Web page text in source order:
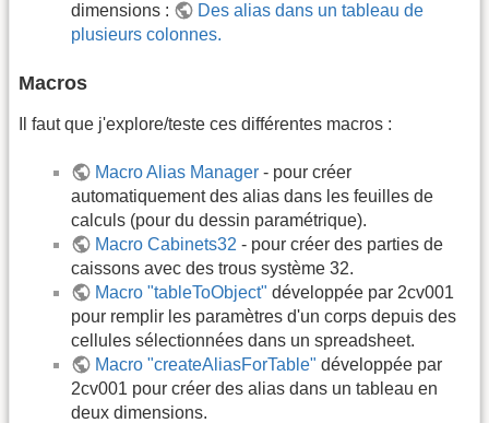
dimensions :
Des alias dans un tableau de
plusieurs colonnes.
Macros
Il faut que j'explore/teste ces différentes macros :
Macro Alias Manager - pour créer
automatiquement des alias dans les feuilles de
calculs (pour du dessin paramétrique).
Macro Cabinets32 - pour créer des parties de
caissons avec des trous système 32.
Macro "tableToObject" développée par 2cv001
pour remplir les paramètres d'un corps depuis des
cellules sélectionnées dans un spreadsheet.
Macro "createAliasForTable" développée par
2cv001 pour créer des alias dans un tableau en
deux dimensions.